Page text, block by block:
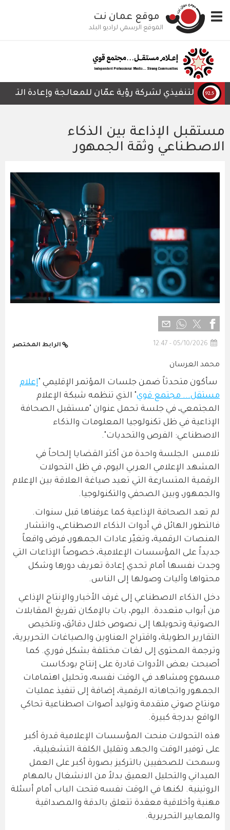
إلى
المحتوى
Toggle
navigation
موقع عمان نت
الموقع الرسمي لراديو البلد
التنفيذي لشركة رؤية عمّان للمعالجة وإعادة التدوير،
مستقبل الإذاعة بين الذكاء
الاصطناعي وثقة الجمهور
05/10/2026 - 12:47 الرابط المختصر
محمد العرسان
سأكون متحدثاً ضمن جلسات المؤتمر الإقليمي "إعلام
مستقل... مجتمع قوي" الذي تنظمه شبكة الإعلام
المجتمعي، في جلسة تحمل عنوان "مستقبل الصحافة
الإذاعية في ظل تكنولوجيا المعلومات والذكاء
الاصطناعي: الفرص والتحديات".
تلامس الجلسة واحدة من أكثر القضايا إلحاحاً في
المشهد الإعلامي العربي اليوم، في ظل التحولات
الرقمية المتسارعة التي تعيد صياغة العلاقة بين الإعلام
والجمهور، وبين الصحفي والتكنولوجيا.
لم تعد الصحافة الإذاعية كما عرفناها قبل سنوات.
فالتطور الهائل في أدوات الذكاء الاصطناعي، وانتشار
المنصات الرقمية، وتغيّر عادات الجمهور، فرض واقعاً
جديداً على المؤسسات الإعلامية، خصوصاً الإذاعات التي
وجدت نفسها أمام تحدي إعادة تعريف دورها وشكل
محتواها وآليات وصولها إلى الناس.
دخل الذكاء الاصطناعي إلى غرف الأخبار والإنتاج الإذاعي
من أبواب متعددة. اليوم، بات بالإمكان تفريغ المقابلات
الصوتية وتحويلها إلى نصوص خلال دقائق، وتلخيص
التقارير الطويلة، واقتراح العناوين والصياغات التحريرية،
وترجمة المحتوى إلى لغات مختلفة بشكل فوري. كما
أصبحت بعض الأدوات قادرة على إنتاج بودكاست
مسموع ومشاهد في الوقت نفسه، وتحليل اهتمامات
الجمهور واتجاهاته الرقمية، إضافة إلى تنفيذ عمليات
مونتاج صوتي متقدمة وتوليد أصوات اصطناعية تحاكي
الواقع بدرجة كبيرة.
هذه التحولات منحت المؤسسات الإعلامية قدرة أكبر
على توفير الوقت والجهد وتقليل الكلفة التشغيلية،
وسمحت للصحفيين بالتركيز بصورة أكبر على العمل
الميداني والتحليل العميق بدلاً من الانشغال بالمهام
الروتينية. لكنها في الوقت نفسه فتحت الباب أمام أسئلة
مهنية وأخلاقية معقدة تتعلق بالدقة والمصداقية
والمعايير التحريرية.